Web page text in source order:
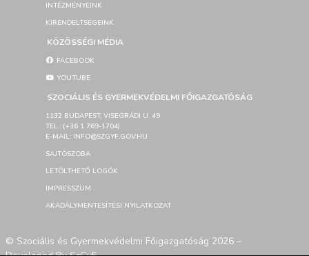
INTÉZMÉNYEINK
KIRENDELTSÉGEINK
KÖZÖSSÉGI MÉDIA
FACEBOOK
YOUTUBE
SZOCIÁLIS ÉS GYERMEKVÉDELMI FŐIGAZGATÓSÁG
1132 BUDAPEST, VISEGRÁDI U. 49
TEL.: (+36 1 769-1704)
E-MAIL: INFO@SZGYF.GOV.HU
SAJTÓSZOBA
LETÖLTHETŐ LOGÓK
IMPRESSZUM
AKADÁLYMENTESÍTÉSI NYILATKOZAT
© Szociális és Gyermekvédelmi Főigazgatóság 2026 –